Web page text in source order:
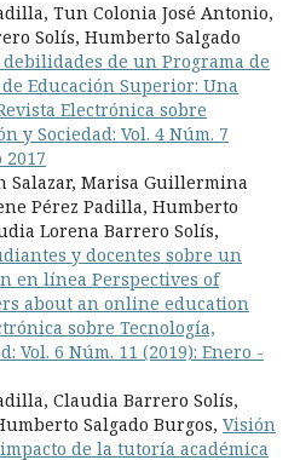
Tun Colonia José Antonio,
Solís, Humberto Salgado
debilidades de un Programa de
Educación Superior: Una
Electrónica sobre
y Sociedad: Vol. 4 Núm. 7
2017
Salazar, Marisa Guillermina
Pérez Padilla, Humberto
Lorena Barrero Solís,
y docentes sobre un
en línea Perspectives of
about an online education
sobre Tecnología,
Vol. 6 Núm. 11 (2019): Enero -
Claudia Barrero Solís,
Salgado Burgos, Visión
de la tutoría académica